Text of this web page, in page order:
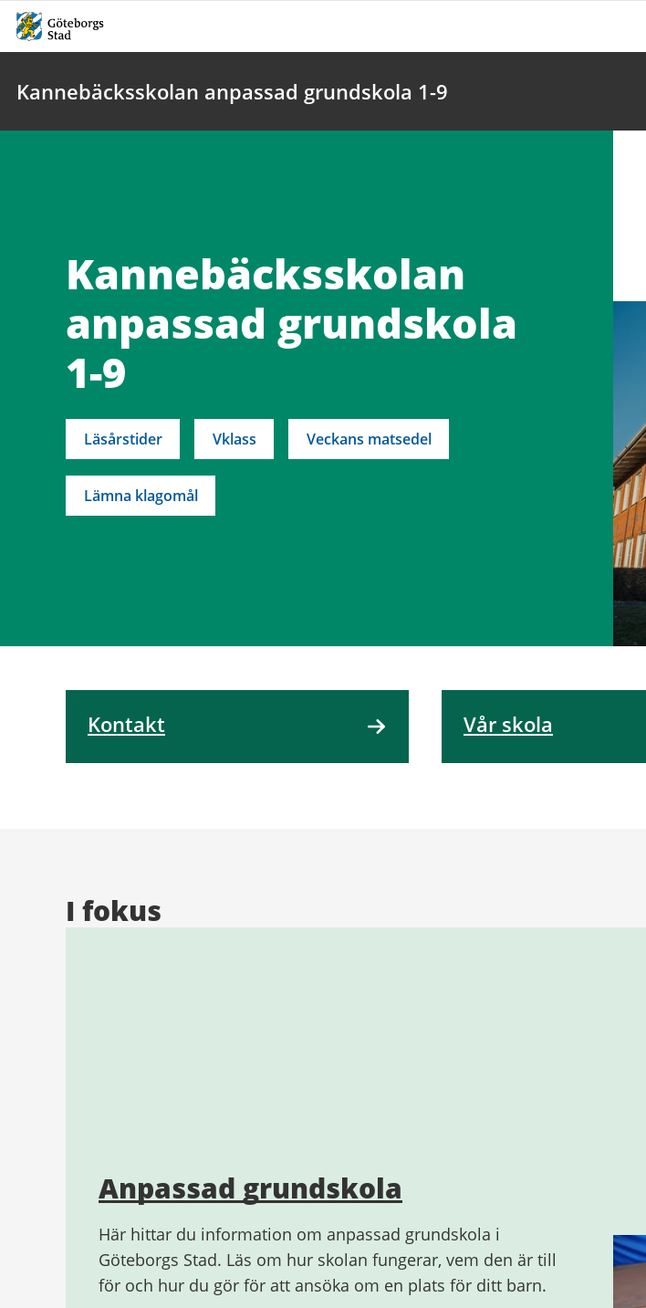
Kannebäcksskolan anpassad grundskola 1-9
Kannebäcksskolan
anpassad grundskola
1-9
Läsårstider Vklass Veckans matsedel
Lämna klagomål
Kontakt Vår skola
I fokus
Anpassad grundskola
Här hittar du information om anpassad grundskola i
Göteborgs Stad. Läs om hur skolan fungerar, vem den är till
för och hur du gör för att ansöka om en plats för ditt barn.